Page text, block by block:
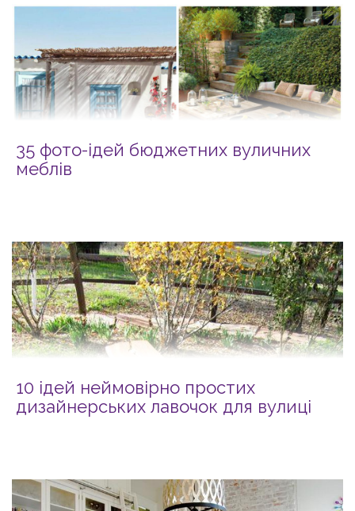
35 фото-ідей бюджетних вуличних
меблів
10 ідей неймовірно простих
дизайнерських лавочок для вулиці